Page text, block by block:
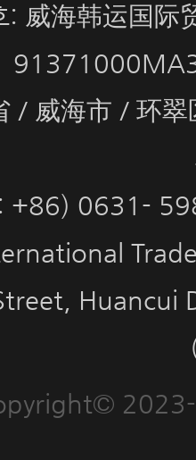
: 威海韩运国
/ 威海市 / 环
: +86) 0631-
Huancui